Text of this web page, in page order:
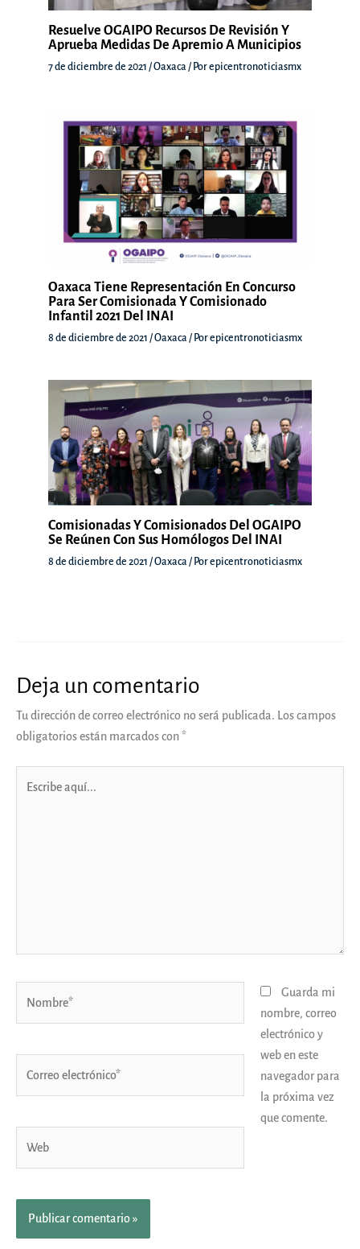
Resuelve OGAIPO Recursos De Revisión Y
Aprueba Medidas De Apremio A Municipios
7 de diciembre de 2021 /Oaxaca / Porepicentronoticiasmx
Oaxaca Tiene Representación En Concurso
Para Ser Comisionada Y Comisionado
Infantil 2021 Del INAI
8 de diciembre de 2021 /Oaxaca / Porepicentronoticiasmx
Comisionadas Y Comisionados Del OGAIPO
Se Reúnen Con Sus Homólogos Del INAI
8 de diciembre de 2021 /Oaxaca / Porepicentronoticiasmx
Deja un comentario
Tu dirección de correo electrónico no será publicada. Los campos
obligatorios están marcados con*
Guarda mi
nombre, correo
electrónico y
web en este
navegador para
la próxima vez
que comente.